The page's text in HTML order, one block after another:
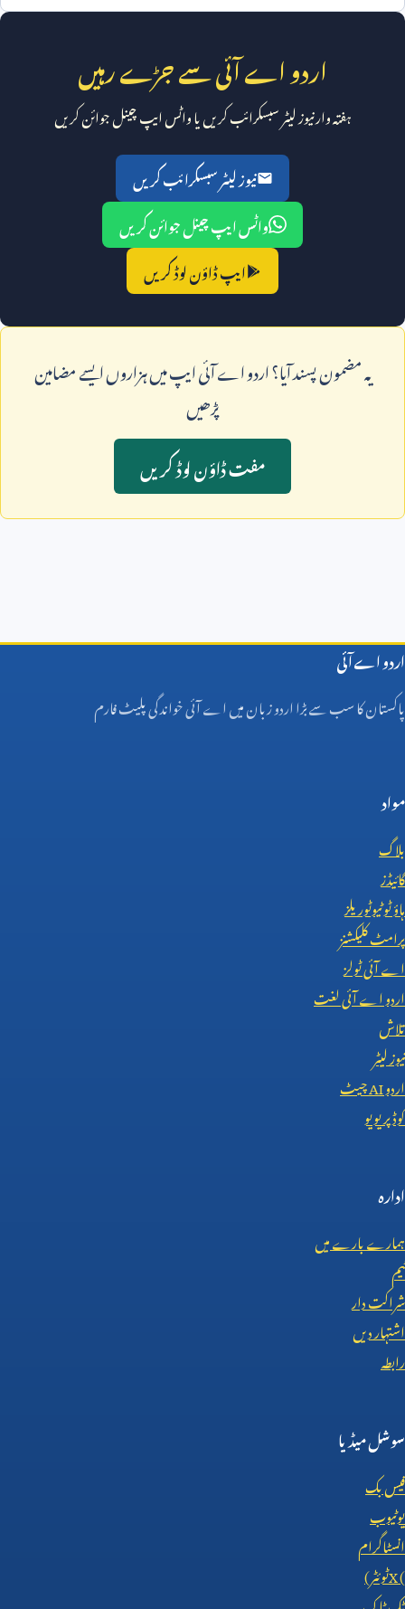
اردو اے آئی سے جڑے رہیں
ہفتہ وار نیوز لیٹر سبسکرائب کریں یا واٹس ایپ چینل جوائن کریں
نیوز لیٹر سبسکرائب کریں
واٹس ایپ چینل جوائن کریں
ایپ ڈاؤن لوڈ کریں
يہ مضمون پسند آيا؟ اردو اے آئی ايپ ميں ہزاروں ايسے مضامين
پڑھيں
مفت ڈاؤن لوڈ کريں
اردو اے آئی
پاکستان کا سب سے بڑا اردو زبان میں اے آئی خواندگی پلیٹ فارم
مواد
بلاگ
گائیڈز
ہاؤ ٹو ٹیوٹوریلز
پرامٹ کلیکشنز
اے آئی ٹولز
اردو اے آئی لغت
تلاش
نیوز لیٹر
اردوAIچیٹ
کوڈ پریویو
ادارہ
ہمارے بارے میں
ٹیم
شراکت دار
اشتہار دیں
رابطہ
سوشل میڈیا
فیس بک
یوٹیوب
انسٹاگرام
X (ٹوئٹر)